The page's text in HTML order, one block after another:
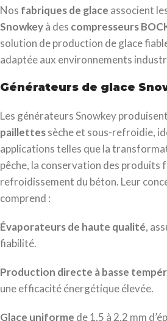
Nos fabriques de glace associent
Snowkeyà des compresseurs
solution de production de glace
adaptée aux environnements
Générateurs de glace
Les générateurs Snowkey
paillettessèche et sous-refroidie,
applications telles que la
pêche, la conservation des produits
refroidissement du béton. Leur
comprend :
Évaporateurs de haute qualité,
fiabilité.
Production directe à basse
une efficacité énergétique élevée.
Glace uniforme de 1,5 à 2,2 mm